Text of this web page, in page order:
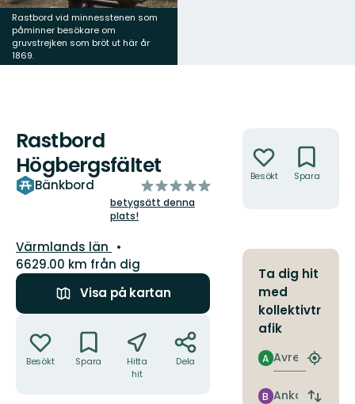
Rastbord vid minnesstenen som
påminner besökare om
gruvstrejken som bröt ut här år
1869.
Rastbord
Högbergsfältet
Bänkbord
av
5
stjärnor
betygsätt denna
plats!
Län:
Värmlands län
6629.00 km från dig
Visa på kartan
Besökt Spara
Hitta
hit
Dela
Besökt Spara
Ta dig hit
med
kollektivtr
afik
Avresa
A
Hitta
Ankomst
B